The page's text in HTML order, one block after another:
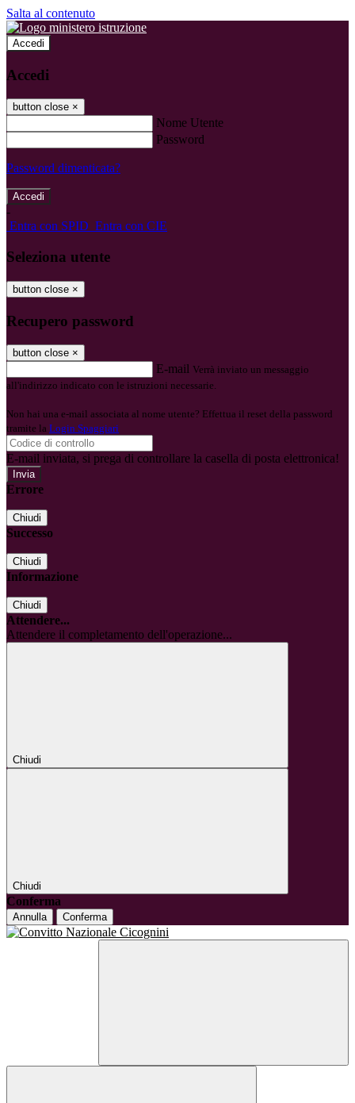
Salta al contenuto
Accedi
Accedi
button close ×
Nome Utente
Password
Password dimenticata?
-
Entra con SPID Entra con CIE
Seleziona utente
button close ×
Recupero password
button close ×
E-mail Verrà inviato un messaggio
all'indirizzo indicato con le istruzioni necessarie.
Non hai una e-mail associata al nome utente? Effettua il reset della password
tramite la Login Spaggiari
E-mail inviata, si prega di controllare la casella di posta elettronica!
Errore
Chiudi
Successo
Chiudi
Informazione
Chiudi
Attendere...
Attendere il completamento dell'operazione...
Chiudi
Chiudi
Conferma
Annulla Conferma